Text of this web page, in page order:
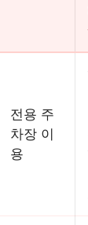
전용 주
차장 이
용